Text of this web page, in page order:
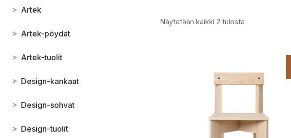
> Artek
> Artek-pöydät
> Artek-tuolit
> Design-kankaat
> Design-sohvat
> Design-tuolit
Näytetään kaikki 2 tulosta